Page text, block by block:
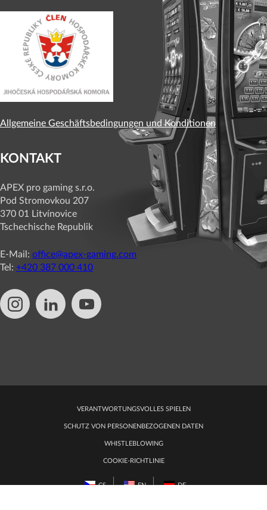
Allgemeine Geschäftsbedingungen und Konditionen
KONTAKT
APEX pro gaming s.r.o.
Pod Stromovkou 207
370 01 Litvínovice
Tschechische Republik
E-Mail: office@apex-gaming.com
Tel: +420 387 000 410
VERANTWORTUNGSVOLLES SPIELEN
SCHUTZ VON PERSONENBEZOGENEN DATEN
WHISTLEBLOWING
COOKIE-RICHTLINIE
CS EN DE